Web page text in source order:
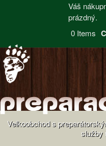
Váš
prázdný.
0 Items
Velkoobchod s
služby